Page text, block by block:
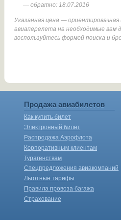
— обратно: 18.07.2016
Указанная цена —
авиаперелета на необходимые вам
воспользуйтесь формой поиска и
Продажа авиабилетов
Как купить билет
Электронный билет
Распродажа Аэрофлота
Корпоративным клиентам
Турагенствам
Спецпредложения авиакомпаний
Льготные тарифы
Правила провоза багажа
Страхование